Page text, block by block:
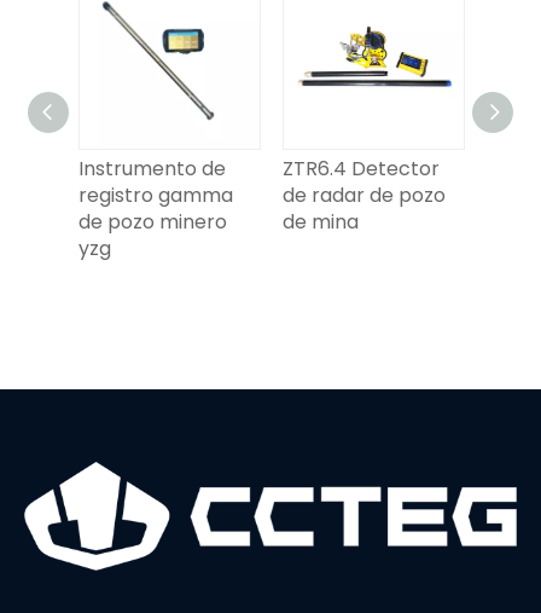
Instrumento de
registro gamma
de pozo minero
yzg
ZTR6.4 Detector
de radar de pozo
de mina